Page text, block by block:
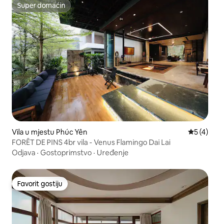
Super domaćin
Super domaćin
Vila u mjestu Phúc Yên
5 (4)
FORÊT DE PINS 4br vila - Venus Flamingo Dai Lai
Odjava · Gostoprimstvo · Uređenje
Favorit gostiju
Favorit gostiju